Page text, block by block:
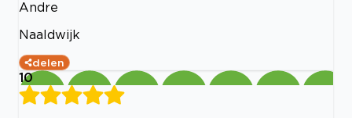
Andre
Naaldwijk
delen
10